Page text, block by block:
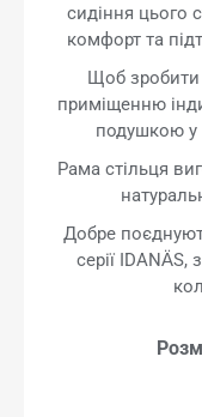
сидіння цього
комфорт та
Щоб
приміщенню
подушкою у
Рама стільця
Добре
серії